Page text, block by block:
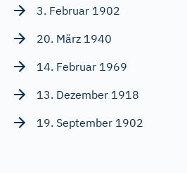
3. Februar 1902
20. März 1940
14. Februar 1969
13. Dezember 1918
19. September 1902